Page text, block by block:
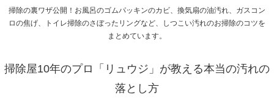
掃除の裏ワザ公開！お風呂のゴムパッキンのカビ、換気扇の油汚れ、ガスコン
ロの焦げ、トイレ掃除のさぼったリングなど、しつこい汚れのお掃除のコツを
まとめています。
掃除屋10年のプロ「リュウジ」が教える本当の汚れの
落とし方